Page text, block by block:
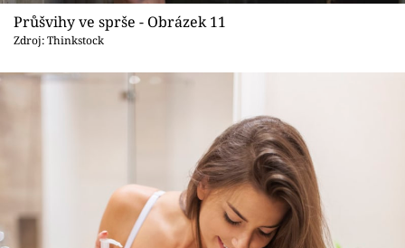
Průšvihy ve sprše - Obrázek 11
Zdroj: Thinkstock